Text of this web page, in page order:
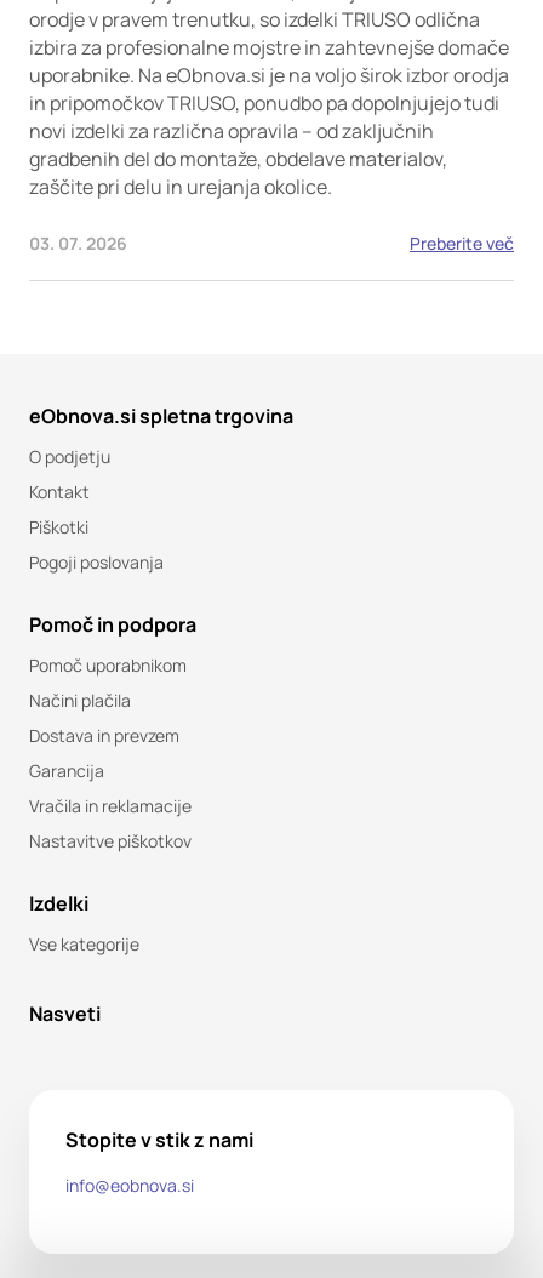
orodje v pravem trenutku, so izdelki TRIUSO odlična
izbira za profesionalne mojstre in zahtevnejše domače
uporabnike. Na eObnova.si je na voljo širok izbor orodja
in pripomočkov TRIUSO, ponudbo pa dopolnjujejo tudi
novi izdelki za različna opravila – od zaključnih
gradbenih del do montaže, obdelave materialov,
zaščite pri delu in urejanja okolice.
03. 07. 2026 Preberite več
eObnova.si spletna trgovina
O podjetju
Kontakt
Piškotki
Pogoji poslovanja
Pomoč in podpora
Pomoč uporabnikom
Načini plačila
Dostava in prevzem
Garancija
Vračila in reklamacije
Nastavitve piškotkov
Izdelki
Vse kategorije
Nasveti
Stopite v stik z nami
info@eobnova.si